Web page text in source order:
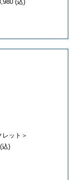
(込)
レット＞
)